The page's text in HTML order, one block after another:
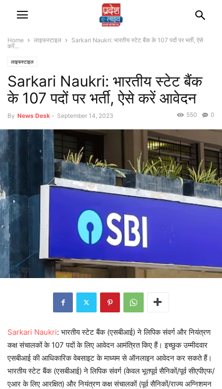
Home लाइफस्टाइल
Sarkari Naukri: भारतीय स्टेट बैंक के 107 पदों पर भर्ती, ऐसे
करें...
लाइफस्टाइल
Sarkari Naukri: भारतीय स्टेट बैंक
के 107 पदों पर भर्ती, ऐसे करें आवेदन
By News Desk - September 14, 2023 0
550
Sarkari Naukri: भारतीय स्टेट बैंक (एसबीआई) ने लिपिक संवर्ग और नियंत्रण
कक्ष संचालकों के 107 पदों के लिए आवेदन आमंत्रित किए हैं। इच्छुक उम्मीदवार
एसबीआई की आधिकारिक वेबसाइट के माध्यम से ऑनलाइन आवेदन कर सकते हैं।
भारतीय स्टेट बैंक (एसबीआई) ने लिपिक संवर्ग (केवल भूतपूर्व सैनिकों/पूर्व सीएपीएफ/
एआर के लिए आरक्षित) और नियंत्रण कक्ष संचालकों (पूर्व सैनिकों/राज्य अग्निशमन